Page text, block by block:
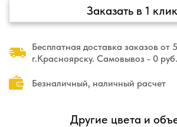
Заказать в 1 клик
Бесплатная доставка заказов от
г.Красноярску. Самовывоз - 0 руб.
Безналичный, наличный расчет
Другие цвета и